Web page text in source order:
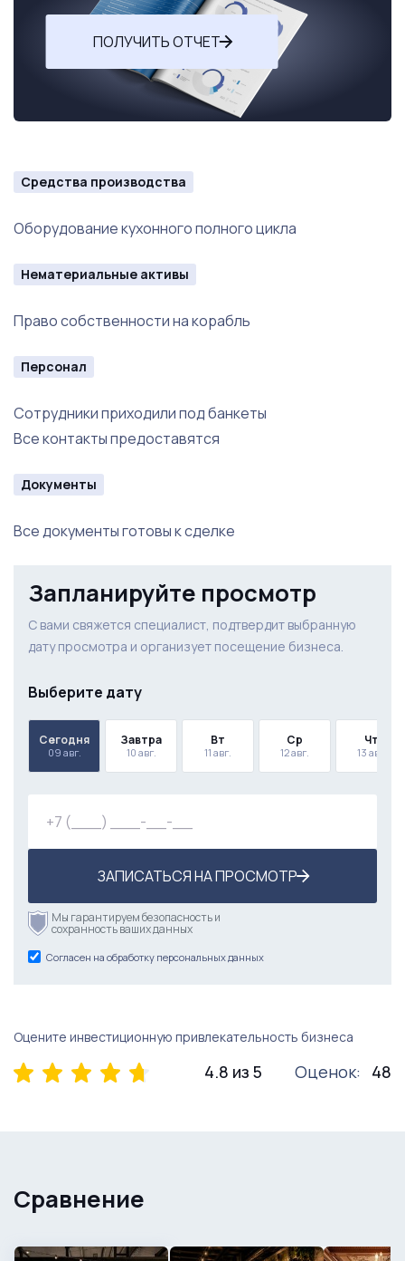
ПОЛУЧИТЬ ОТЧЕТ
Средства производства
Оборудование кухонного полного цикла
Нематериальные активы
Право собственности на корабль
Персонал
Сотрудники приходили под банкеты
Все контакты предоставятся
Документы
Все документы готовы к сделке
Запланируйте просмотр
С вами свяжется специалист, подтвердит выбранную
дату просмотра и организует посещение бизнеса.
Выберите дату
Сегодня
09 авг.
Завтра
10 авг.
Вт
11 авг.
Ср
12 авг.
Чт
13 авг.
ЗАПИСАТЬСЯ НА ПРОСМОТР
Мы гарантируем безопасность и
сохранность ваших данных
Согласен на обработку персональных данных
Оцените инвестиционную привлекательность бизнеса
4.8 из 5 Оценок: 48
Сравнение